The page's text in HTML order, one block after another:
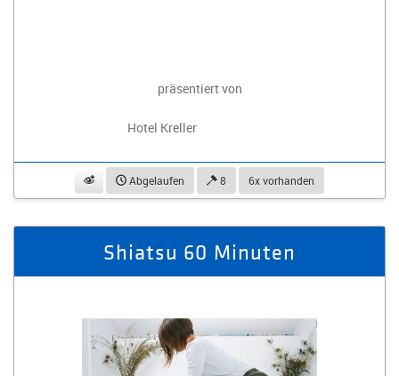
präsentiert von
Hotel Kreller
beobachtenAbgelaufen 8 6x vorhanden
Shiatsu 60 Minuten